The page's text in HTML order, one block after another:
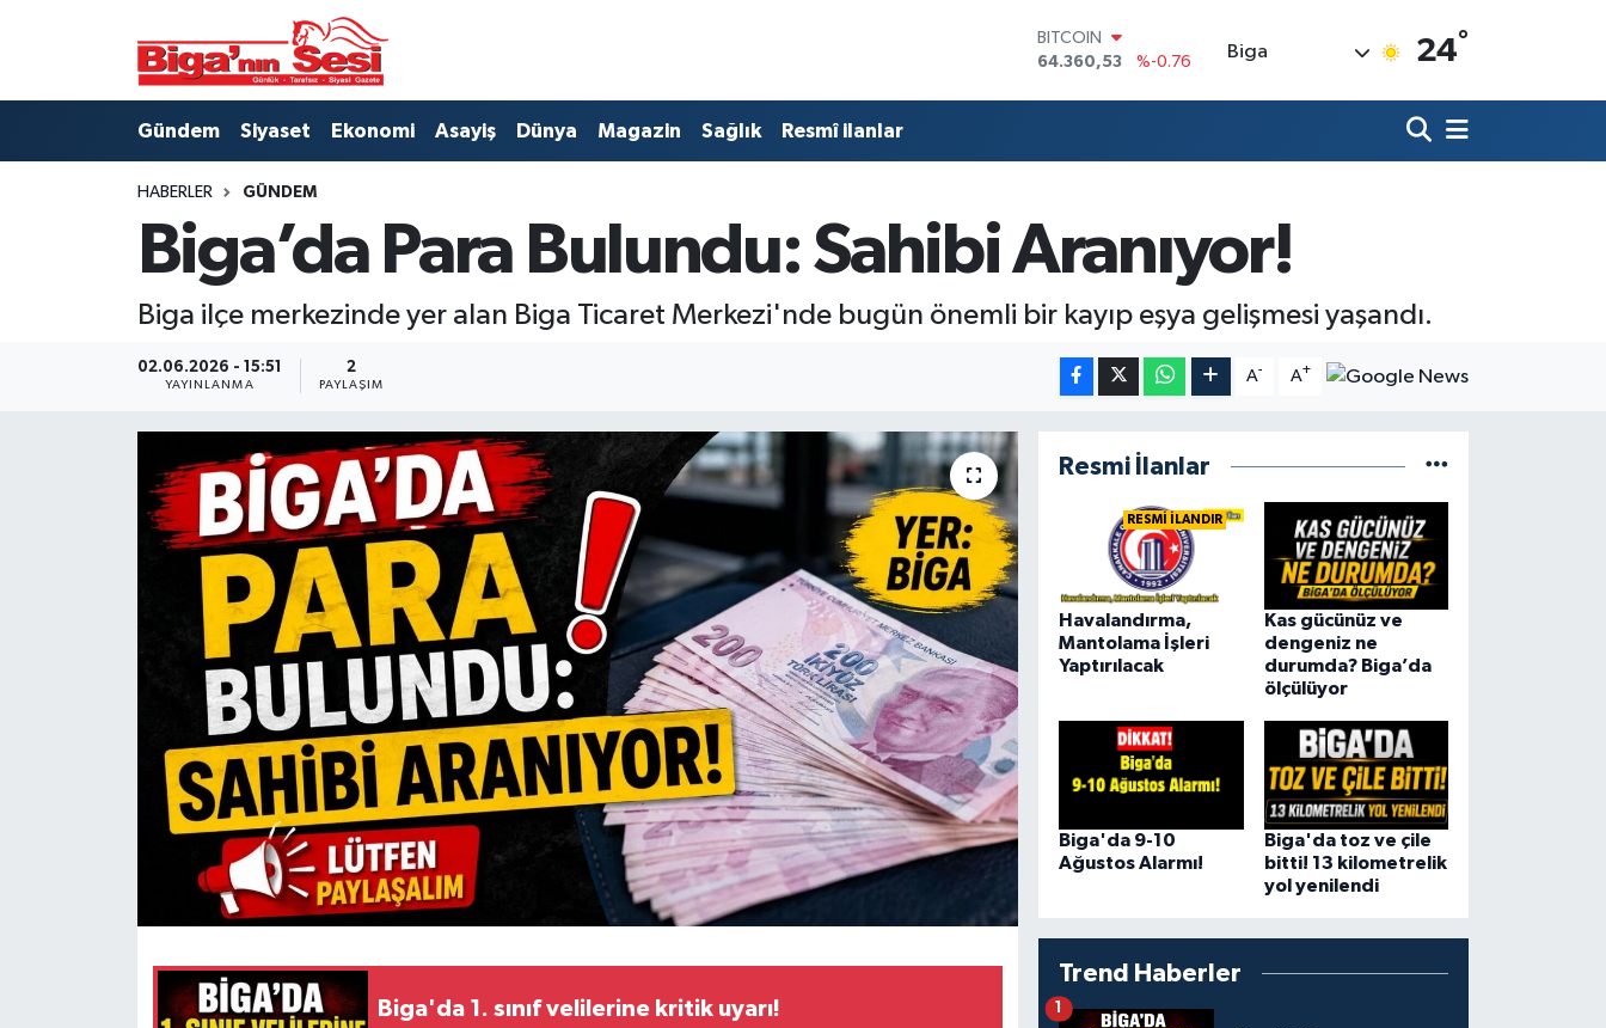
BITCOIN
64.360,53
%-0.76
55,0317
%-0.02
GRAM ALTIN
6574.81
%1.44
BİST100
13.887
Biga 24°
Gündem Siyaset Ekonomi Asayiş Dünya Magazin Sağlık Resmî ilanlar
HABERLER GÜNDEM
Biga’da Para Bulundu: Sahibi Aranıyor!
Biga ilçe merkezinde yer alan Biga Ticaret Merkezi'nde bugün önemli bir kayıp eşya gelişmesi yaşandı.
02.06.2026 - 15:51
YAYINLANMA
2
PAYLAŞIM
A- A+
Biga'da 1. sınıf velilerine kritik uyarı!
Resmi İlanlar
RESMİ İLANDIR
Havalandırma,
Mantolama İşleri
Yaptırılacak
Kas gücünüz ve
dengeniz ne
durumda? Biga’da
ölçülüyor
Biga'da 9-10
Ağustos Alarmı!
Biga'da toz ve çile
bitti! 13 kilometrelik
yol yenilendi
Trend Haberler
1
Belediye
Kültür Sanat
Resmî ilanlar
Çanakkale Hava Durumu
Tüm Manşetler
Son Dakika Haberleri
Haber Arşivi